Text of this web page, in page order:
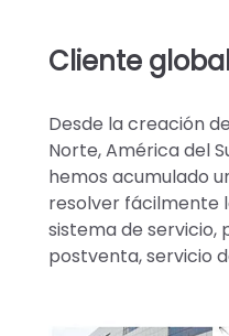
Cliente
Desde la creación
Norte, América del
hemos acumulado
resolver fácilmente
sistema de servicio,
postventa, servicio